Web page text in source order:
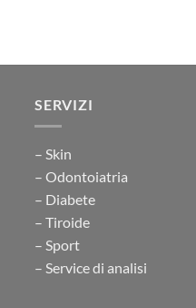
SERVIZI
– Skin
– Odontoiatria
– Diabete
– Tiroide
– Sport
– Service di analisi